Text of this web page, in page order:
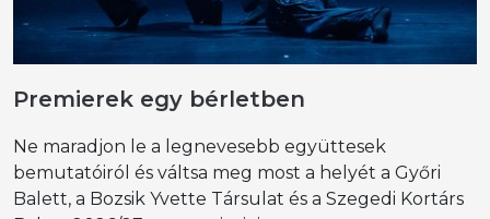
Premierek egy bérletben
Ne maradjon le a legnevesebb együttesek
bemutatóiról és váltsa meg most a helyét a Győri
Balett, a Bozsik Yvette Társulat és a Szegedi Kortárs